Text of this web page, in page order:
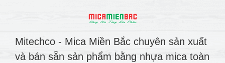
Mitechco - Mica Miền Bắc chuyên sản xuất
và bán sẵn sản phẩm bằng nhựa mica toàn